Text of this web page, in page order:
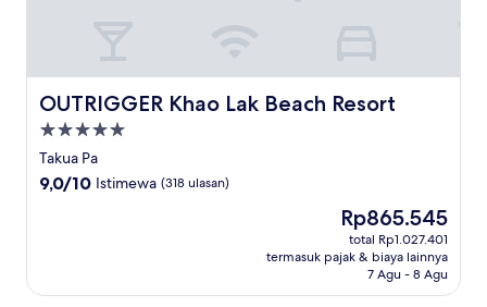
OUTRIGGER Khao Lak Beach Resort
OUTRIGGER Khao Lak Beach Resort
Properti
bintang
5.0
Takua Pa
9.0
9,0/10 Istimewa (318 ulasan)
Harga
sekarang
Rp865.545
Rp865.545
total Rp1.027.401
termasuk pajak & biaya lainnya
7 Agu - 8 Agu